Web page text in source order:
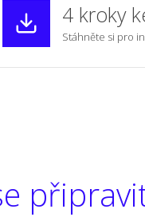
4 kroky
Stáhněte si pro